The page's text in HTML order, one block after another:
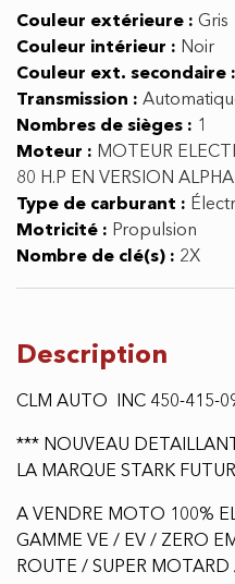
Couleur extérieure : Gris
Couleur intérieur : Noir
Couleur ext. secondaire :
Transmission :
Nombres de sièges : 1
Moteur : MOTEUR
80 H.P EN VERSION ALPHA
Type de carburant :
Motricité : Propulsion
Nombre de clé(s) : 2X
Description
CLM AUTO INC 450-415-
*** NOUVEAU
LA MARQUE STARK
A VENDRE MOTO 100%
GAMME VE / EV / ZERO
ROUTE / SUPER